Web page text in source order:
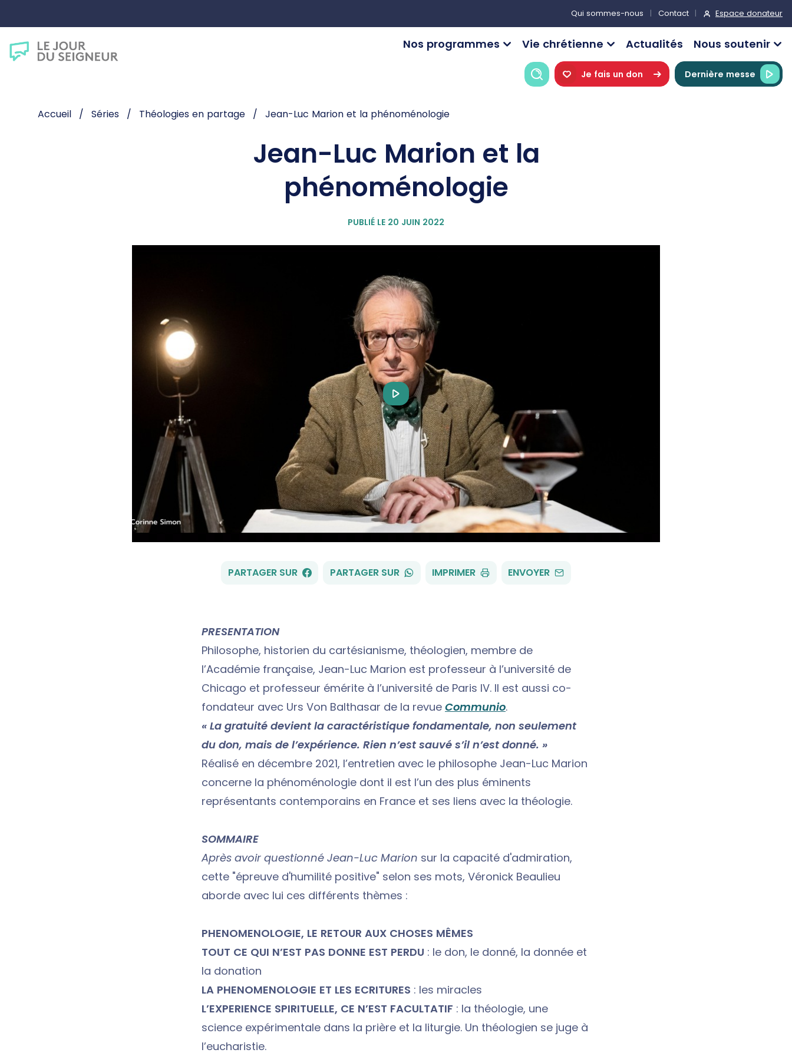
Qui sommes-nous Contact Espace donateur
Nos programmes Vie chrétienne Actualités Nous soutenir
RechercheJe fais un don Dernière messe
Accueil Séries Théologies en partage Jean-Luc Marion et la phénoménologie
Jean-Luc Marion et la
phénoménologie
PUBLIÉ LE 20 JUIN 2022
Play
Video
PARTAGER SUR FACEBOOK
PARTAGER SUR WHATSAPP
IMPRIMER ENVOYER PAR
PRESENTATION
Philosophe, historien du cartésianisme, théologien, membre de
l’Académie française, Jean-Luc Marion est professeur à l’université de
Chicago et professeur émérite à l’université de Paris IV. Il est aussi co-
fondateur avec Urs Von Balthasar de la revue Communio.
« La gratuité devient la caractéristique fondamentale, non seulement
du don, mais de l’expérience. Rien n’est sauvé s’il n’est donné. »
Réalisé en décembre 2021, l’entretien avec le philosophe Jean-Luc Marion
concerne la phénoménologie dont il est l’un des plus éminents
représentants contemporains en France et ses liens avec la théologie.
SOMMAIRE
Après avoir questionné Jean-Luc Marion sur la capacité d'admiration,
cette "épreuve d'humilité positive" selon ses mots, Véronick Beaulieu
aborde avec lui ces différents thèmes :
PHENOMENOLOGIE, LE RETOUR AUX CHOSES MÊMES
TOUT CE QUI N’EST PAS DONNE EST PERDU : le don, le donné, la donnée et
la donation
LA PHENOMENOLOGIE ET LES ECRITURES : les miracles
L’EXPERIENCE SPIRITUELLE, CE N’EST FACULTATIF : la théologie, une
science expérimentale dans la prière et la liturgie. Un théologien se juge à
l’eucharistie.